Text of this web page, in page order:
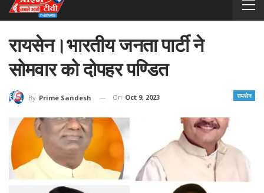
रायसेन।भारतीय जनता पार्टी ने
सोमवार को दोपहर पण्डित
रायसेन
By Prime Sandesh On Oct 9, 2023